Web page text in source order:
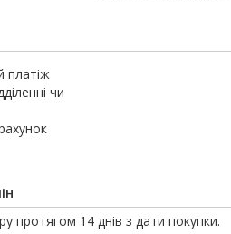
платіж
чи
протягом 14 днів з дати покупки.